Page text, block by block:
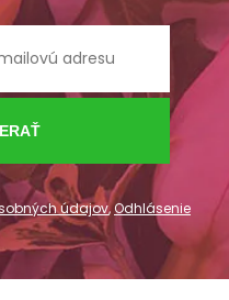
údajov,Odhlásenie